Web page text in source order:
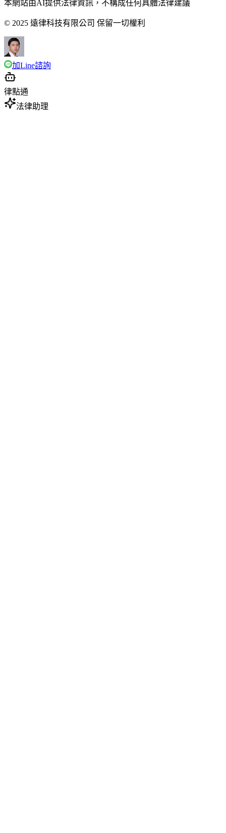
本網站由AI提供法律資訊，不構成任何具體法律建議
© 2025 遠律科技有限公司 保留一切權利
加Line諮詢
律點通
法律助理